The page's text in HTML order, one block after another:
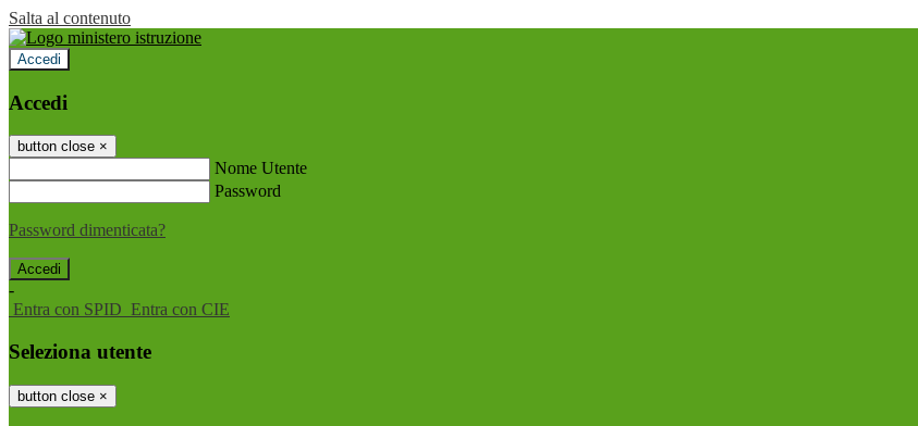
Salta al contenuto
Accedi
Accedi
button close ×
Nome Utente
Password
Password dimenticata?
-
Entra con SPID Entra con CIE
Seleziona utente
button close ×